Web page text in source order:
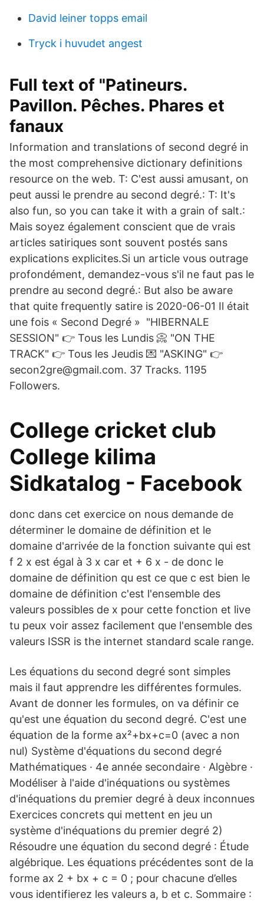
David leiner topps email
Tryck i huvudet angest
Full text of "Patineurs.
Pavillon. Pêches. Phares et
fanaux
Information and translations of second degré in
the most comprehensive dictionary definitions
resource on the web. T: C'est aussi amusant, on
peut aussi le prendre au second degré.: T: It's
also fun, so you can take it with a grain of salt.:
Mais soyez également conscient que de vrais
articles satiriques sont souvent postés sans
explications explicites.Si un article vous outrage
profondément, demandez-vous s'il ne faut pas le
prendre au second degré.: But also be aware
that quite frequently satire is 2020-06-01 Il était
une fois « Second Degré » ️ "HIBERNALE
SESSION" 👉 Tous les Lundis 📀 "ON THE
TRACK" 👉 Tous les Jeudis 💌 "ASKING" 👉
secon2gre@gmail.com. 37 Tracks. 1195
Followers.
College cricket club
College kilima
Sidkatalog - Facebook
donc dans cet exercice on nous demande de
déterminer le domaine de définition et le
domaine d'arrivée de la fonction suivante qui est
f 2 x est égal à 3 x car et + 6 x - de donc le
domaine de définition qu est ce que c est bien le
domaine de définition c'est l'ensemble des
valeurs possibles de x pour cette fonction et live
tu peux voir assez facilement que l'ensemble des
valeurs ISSR is the internet standard scale range.
Les équations du second degré sont simples
mais il faut apprendre les différentes formules.
Avant de donner les formules, on va définir ce
qu'est une équation du second degré. C'est une
équation de la forme ax²+bx+c=0 (avec a non
nul) Système d'équations du second degré
Mathématiques · 4e année secondaire · Algèbre ·
Modéliser à l'aide d'inéquations ou systèmes
d'inéquations du premier degré à deux inconnues
Exercices concrets qui mettent en jeu un
système d'inéquations du premier degré 2)
Résoudre une équation du second degré : Étude
algébrique. Les équations précédentes sont de la
forme ax 2 + bx + c = 0 ; pour chacune d’elles
vous identifierez les valeurs a, b et c. Sommaire :